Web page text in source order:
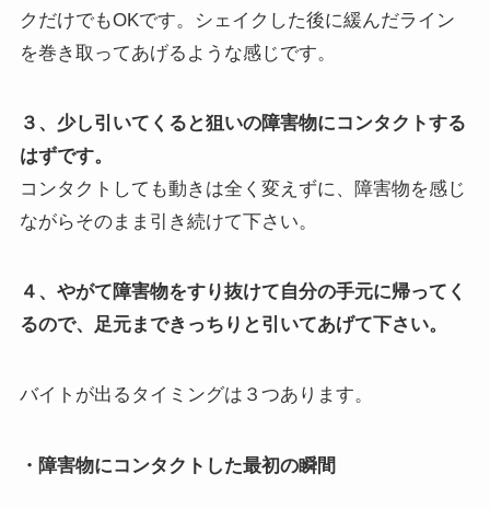
クだけでもOKです。シェイクした後に緩んだライン
を巻き取ってあげるような感じです。
３、少し引いてくると狙いの障害物にコンタクトする
はずです。
コンタクトしても動きは全く変えずに、障害物を感じ
ながらそのまま引き続けて下さい。
４、やがて障害物をすり抜けて自分の手元に帰ってく
るので、足元まできっちりと引いてあげて下さい。
バイトが出るタイミングは３つあります。
・障害物にコンタクトした最初の瞬間